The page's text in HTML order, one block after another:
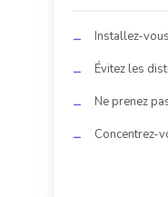
Installez-
Évitez les
Ne prenez
Concentrez-